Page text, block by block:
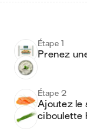
Étape 1
Prenez
Étape 2
Ajoutez le
ciboulette